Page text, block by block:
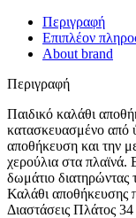
Περιγραφή
Επιπλέον
About brand
Περιγραφή
Παιδικό καλάθι
κατασκευασμένο από
αποθήκευση και την
χερούλια στα πλαϊνά.
δωμάτιο διατηρώντας
Καλάθι αποθήκευσης
Διαστάσεις Πλάτος